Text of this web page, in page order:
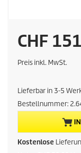
A
k
u
e
l
CHF
Preis inkl. MwSt.
Lieferbar in 3-5
Bestellnummer:
Kostenlose